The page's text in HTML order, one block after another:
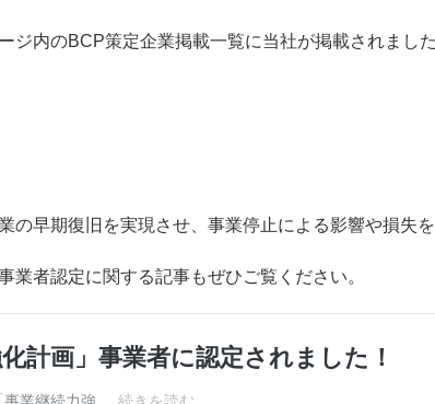
内のBCP策定企業掲載一覧に当社が掲載されました
早期復旧を実現させ、事業停止による影響や損失
者認定に関する記事もぜひご覧ください。